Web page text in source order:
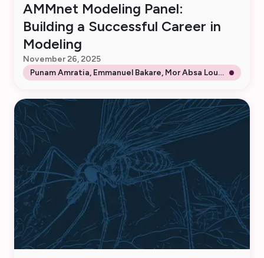
AMMnet Modeling Panel:
Building a Successful Career in
Modeling
November 26, 2025
Punam Amratia, Emmanuel Bakare, Mor Absa Loum,